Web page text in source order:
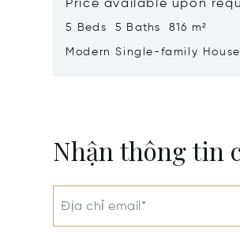
Price available upon
5 Beds 5 Baths 816 m²
Modern Single-family
Nhận thông tin
Địa chỉ email*